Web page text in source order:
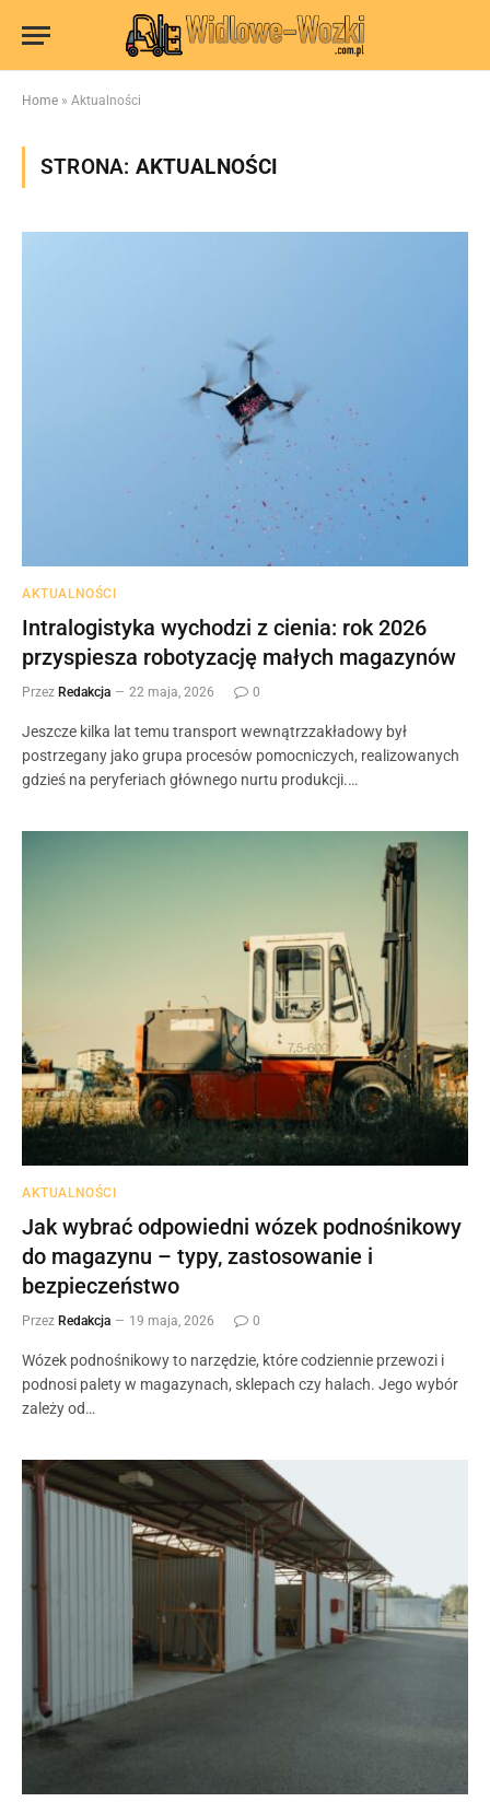
Home » Aktualności
STRONA: AKTUALNOŚCI
AKTUALNOŚCI
Intralogistyka wychodzi z cienia: rok 2026
przyspiesza robotyzację małych magazynów
Przez Redakcja 22 maja, 2026 0
Jeszcze kilka lat temu transport wewnątrzzakładowy był
postrzegany jako grupa procesów pomocniczych, realizowanych
gdzieś na peryferiach głównego nurtu produkcji.…
AKTUALNOŚCI
Jak wybrać odpowiedni wózek podnośnikowy
do magazynu – typy, zastosowanie i
bezpieczeństwo
Przez Redakcja 19 maja, 2026 0
Wózek podnośnikowy to narzędzie, które codziennie przewozi i
podnosi palety w magazynach, sklepach czy halach. Jego wybór
zależy od…